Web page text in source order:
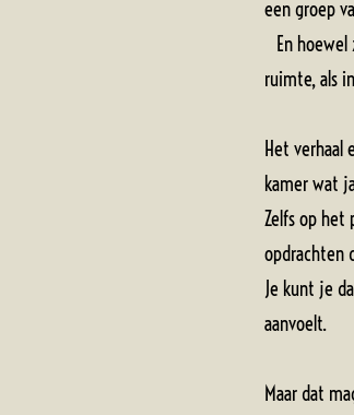
een groep
En
ruimte, als
Het
kamer wat
Zelfs op het
opdrachten
Je kunt je
aanvoelt.
Maar dat